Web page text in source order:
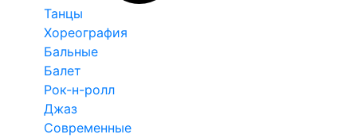
Танцы
Хореография
Бальные
Балет
Рок-н-ролл
Джаз
Современные